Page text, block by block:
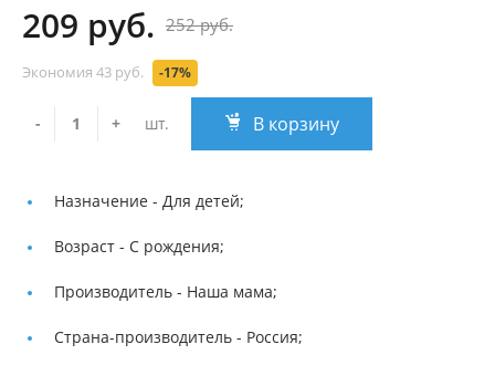
209 руб. 252 руб.
Экономия 43 руб. -17%
- + шт. В корзину
Назначение - Для детей;
Возраст - С рождения;
Производитель - Наша мама;
Страна-производитель - Россия;